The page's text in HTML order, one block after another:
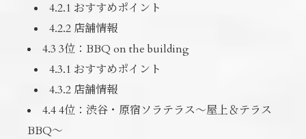
4.2.1 おすすめポイント
4.2.2 店舗情報
4.3 3位：BBQ on the building
4.3.1 おすすめポイント
4.3.2 店舗情報
4.4 4位：渋谷・原宿ソラテラス～屋上＆テラス
BBQ～